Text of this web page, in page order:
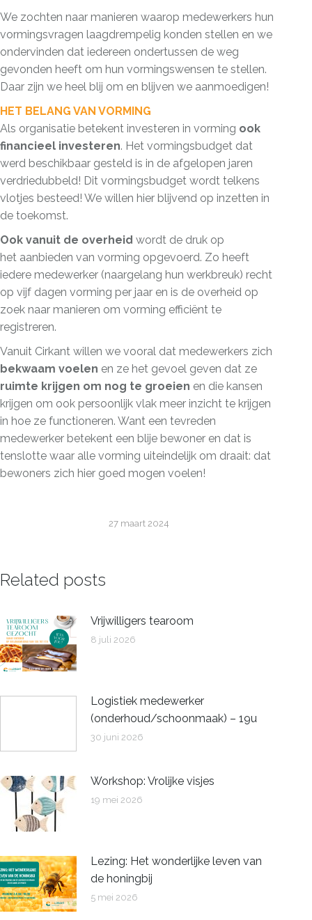
We zochten naar manieren waarop medewerkers hun
vormingsvragen laagdrempelig konden stellen en we
ondervinden dat iedereen ondertussen de weg
gevonden heeft om hun vormingswensen te stellen.
Daar zijn we heel blij om en blijven we aanmoedigen!
HET BELANG VAN VORMING
Als organisatie betekent investeren in vorming ook
financieel investeren. Het vormingsbudget dat
werd beschikbaar gesteld is in de afgelopen jaren
verdriedubbeld! Dit vormingsbudget wordt telkens
vlotjes besteed! We willen hier blijvend op inzetten in
de toekomst.
Ook vanuit de overheid wordt de druk op
het aanbieden van vorming opgevoerd. Zo heeft
iedere medewerker (naargelang hun werkbreuk) recht
op vijf dagen vorming per jaar en is de overheid op
zoek naar manieren om vorming efficiënt te
registreren.
Vanuit Cirkant willen we vooral dat medewerkers zich
bekwaam voelen en ze het gevoel geven dat ze
ruimte krijgen om nog te groeien en die kansen
krijgen om ook persoonlijk vlak meer inzicht te krijgen
in hoe ze functioneren. Want een tevreden
medewerker betekent een blije bewoner en dat is
tenslotte waar alle vorming uiteindelijk om draait: dat
bewoners zich hier goed mogen voelen!
27 maart 2024
Related posts
Vrijwilligers tearoom
8 juli 2026
Logistiek medewerker
(onderhoud/schoonmaak) – 19u
30 juni 2026
Workshop: Vrolijke visjes
19 mei 2026
Lezing: Het wonderlijke leven van
de honingbij
5 mei 2026